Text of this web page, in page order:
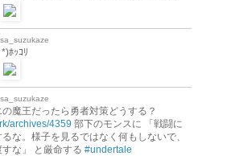
ﾎｯｺﾘ
魔王だったら勇者対策どうする？
archives/4359 部下のモンスに 「戦闘に
な。様子を見るではなく何もしないで、
な」 と厳命する #undertale